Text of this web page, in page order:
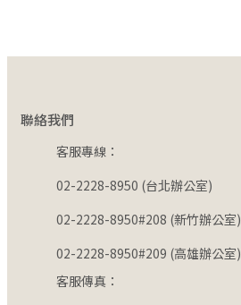
聯絡我們
客服專線：
02-2228-8950 (台北辦公室)
02-2228-8950#208 (新竹辦公室)
02-2228-8950#209 (高雄辦公室)
客服傳真：